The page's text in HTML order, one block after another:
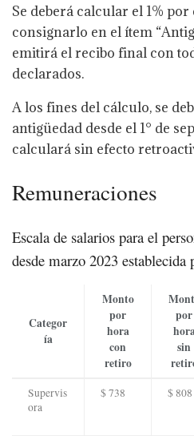
Se deberá calcular el 1%
consignarlo en el ítem
emitirá el recibo final con
declarados.
A los fines del cálculo, se
antigüedad desde el 1° de
calculará sin efecto
Remuneraciones
Escala de salarios para el
desde marzo 2023 establecida
Categor
ía
Monto
por
hora
con
retiro
por
sin
Supervis
ora
$ 738 $ 808